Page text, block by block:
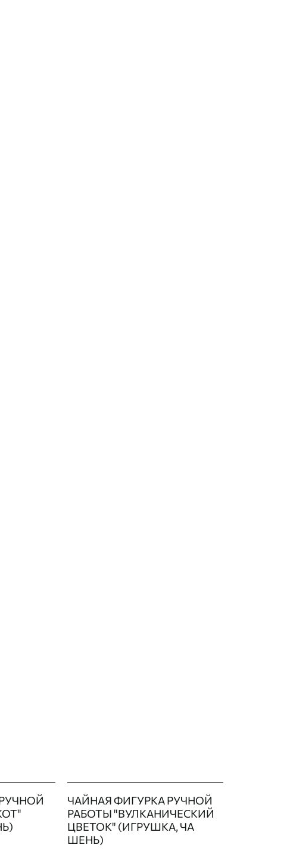
ЧАЙНАЯ ФИГУРКА РУЧНОЙ
РАБОТЫ "ВУЛКАНИЧЕСКИЙ
ЦВЕТОК" (ИГРУШКА, ЧА
ШЕНЬ)